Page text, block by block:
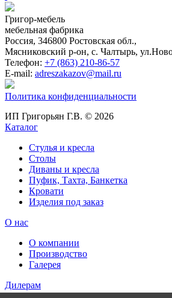
Григор-мебель
мебельная фабрика
Россия, 346800 Ростовская обл.,
Мясниковский р-он, с. Чалтырь,
Телефон: +7 (863) 210-86-57
E-mail: adreszakazov@mail.ru
Политика конфиденциальности
ИП Григорьян Г.В. © 2026
Каталог
Стулья и кресла
Столы
Диваны и кресла
Пуфик, Тахта, Банкетка
Кровати
Изделия под заказ
О нас
О компании
Производство
Галерея
Дилерам